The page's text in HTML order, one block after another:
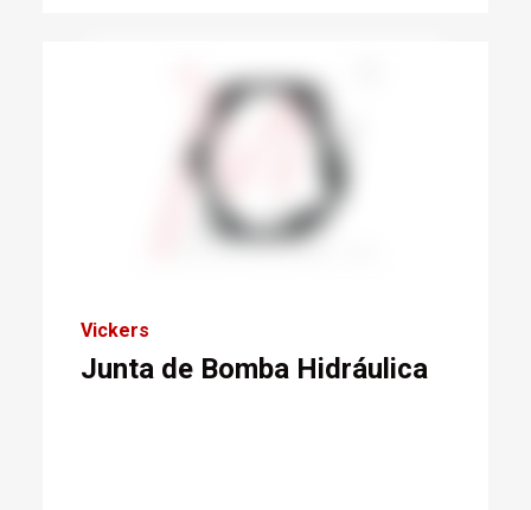
Vickers
Junta de Bomba Hidráulica